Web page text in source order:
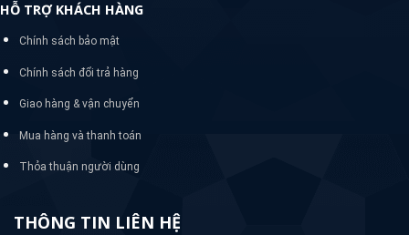
HỖ TRỢ KHÁCH HÀNG
Chính sách bảo mật
Chính sách đổi trả hàng
Giao hàng & vận chuyển
Mua hàng và thanh toán
Thỏa thuận người dùng
THÔNG TIN LIÊN HỆ